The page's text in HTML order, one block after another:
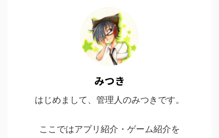
みつき
はじめまして、管理人のみつきです。
ここではアプリ紹介・ゲーム紹介を